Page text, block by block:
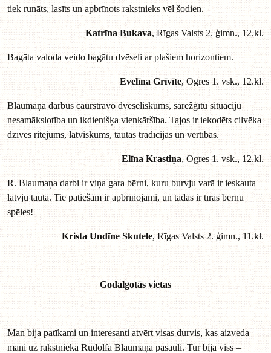
tiek runāts, lasīts un apbrīnots rakstnieks vēl šodien.
Katrīna Bukava, Rīgas Valsts 2. ģimn., 12.kl.
Bagāta valoda veido bagātu dvēseli ar plašiem horizontiem.
Evelīna Grīvīte, Ogres 1. vsk., 12.kl.
Blaumaņa darbus caurstrāvo dvēseliskums, sarežģītu situāciju
nesamākslotība un ikdienišķa vienkāršība. Tajos ir iekodēts cilvēka
dzīves ritējums, latviskums, tautas tradīcijas un vērtības.
Elīna Krastiņa, Ogres 1. vsk., 12.kl.
R. Blaumaņa darbi ir viņa gara bērni, kuru burvju varā ir ieskauta
latvju tauta. Tie patiešām ir apbrīnojami, un tādas ir tīrās bērnu
spēles!
Krista Undīne Skutele, Rīgas Valsts 2. ģimn., 11.kl.
Godalgotās vietas
Man bija patīkami un interesanti atvērt visas durvis, kas aizveda
mani uz rakstnieka Rūdolfa Blaumaņa pasauli. Tur bija viss –